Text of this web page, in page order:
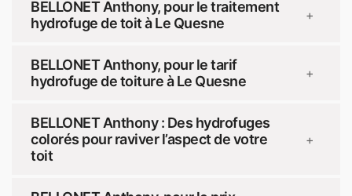
BELLONET Anthony, pour le traitement
hydrofuge de toit à Le Quesne
+
BELLONET Anthony, pour le tarif
hydrofuge de toiture à Le Quesne
+
BELLONET Anthony : Des hydrofuges
colorés pour raviver l’aspect de votre
toit
+